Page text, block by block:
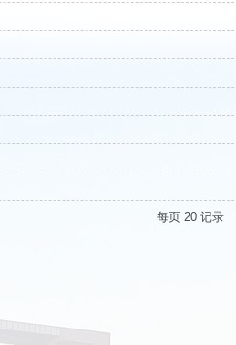
每页 20 记录